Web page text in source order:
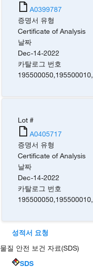
A0399787
증명서 유형
Certificate of Analysis
날짜
Dec-14-2022
카탈로그 번호
195500050,195500010,
Lot #
A0405717
증명서 유형
Certificate of Analysis
날짜
Dec-14-2022
카탈로그 번호
195500050,195500010,
성적서 요청
물질 안전 보건 자료(SDS)
SDS